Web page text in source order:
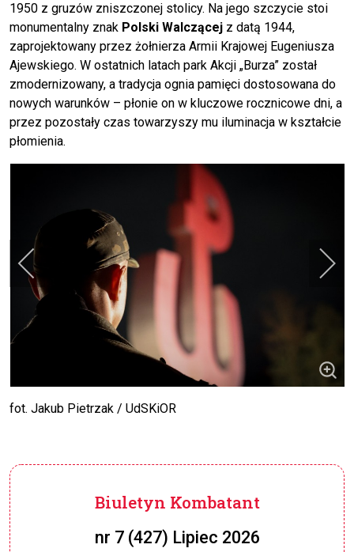
1950 z gruzów zniszczonej stolicy. Na jego szczycie stoi
monumentalny znak Polski Walczącej z datą 1944,
zaprojektowany przez żołnierza Armii Krajowej Eugeniusza
Ajewskiego. W ostatnich latach park Akcji „Burza” został
zmodernizowany, a tradycja ognia pamięci dostosowana do
nowych warunków – płonie on w kluczowe rocznicowe dni, a
przez pozostały czas towarzyszy mu iluminacja w kształcie
płomienia.
fot. Jakub Pietrzak / UdSKiOR
Biuletyn Kombatant
nr 7 (427) Lipiec 2026